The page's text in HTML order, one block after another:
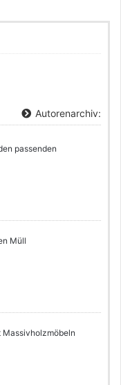
Autorenarchiv:
passenden
Müll